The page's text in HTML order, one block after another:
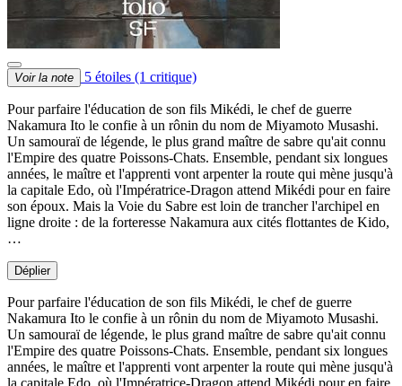
Voir la note 5 étoiles (1 critique)
Pour parfaire l'éducation de son fils Mikédi, le chef de guerre
Nakamura Ito le confie à un rônin du nom de Miyamoto Musashi.
Un samouraï de légende, le plus grand maître de sabre qu'ait connu
l'Empire des quatre Poissons-Chats. Ensemble, pendant six longues
années, le maître et l'apprenti vont arpenter la route qui mène jusqu'à
la capitale Edo, où l'Impératrice-Dragon attend Mikédi pour en faire
son époux. Mais la Voie du Sabre est loin de trancher l'archipel en
ligne droite : de la forteresse Nakamura aux cités flottantes de Kido,
…
Déplier
Pour parfaire l'éducation de son fils Mikédi, le chef de guerre
Nakamura Ito le confie à un rônin du nom de Miyamoto Musashi.
Un samouraï de légende, le plus grand maître de sabre qu'ait connu
l'Empire des quatre Poissons-Chats. Ensemble, pendant six longues
années, le maître et l'apprenti vont arpenter la route qui mène jusqu'à
la capitale Edo, où l'Impératrice-Dragon attend Mikédi pour en faire